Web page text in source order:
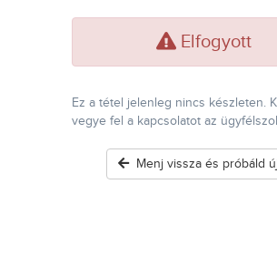
Elfogyott
Ez a tétel jelenleg nincs készleten.
vegye fel a kapcsolatot az
Menj vissza és próbáld